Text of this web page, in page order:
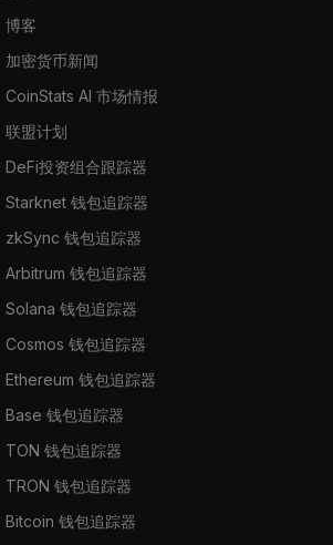
博客
加密货币新闻
CoinStats AI 市场情报
联盟计划
DeFi投资组合跟踪器
Starknet 钱包追踪器
zkSync 钱包追踪器
Arbitrum 钱包追踪器
Solana 钱包追踪器
Cosmos 钱包追踪器
Ethereum 钱包追踪器
Base 钱包追踪器
TON 钱包追踪器
TRON 钱包追踪器
Bitcoin 钱包追踪器